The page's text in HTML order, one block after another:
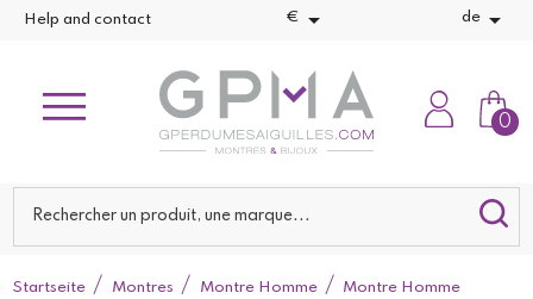
Help and contact €  de 
0
Startseite Montres Montre Homme
Montre Homme